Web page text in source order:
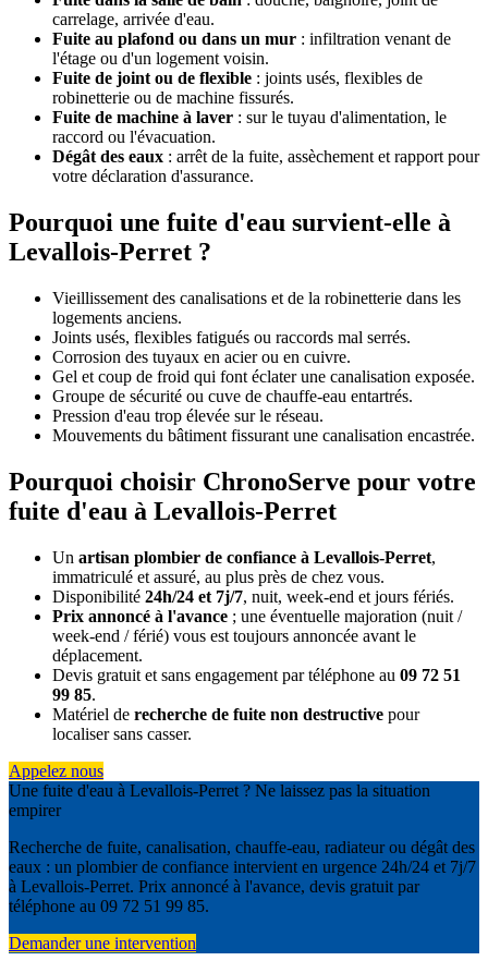
carrelage, arrivée d'eau.
Fuite au plafond ou dans un mur : infiltration venant de
l'étage ou d'un logement voisin.
Fuite de joint ou de flexible : joints usés, flexibles de
robinetterie ou de machine fissurés.
Fuite de machine à laver : sur le tuyau d'alimentation, le
raccord ou l'évacuation.
Dégât des eaux : arrêt de la fuite, assèchement et rapport pour
votre déclaration d'assurance.
Pourquoi une fuite d'eau survient-elle à
Levallois-Perret ?
Vieillissement des canalisations et de la robinetterie dans les
logements anciens.
Joints usés, flexibles fatigués ou raccords mal serrés.
Corrosion des tuyaux en acier ou en cuivre.
Gel et coup de froid qui font éclater une canalisation exposée.
Groupe de sécurité ou cuve de chauffe-eau entartrés.
Pression d'eau trop élevée sur le réseau.
Mouvements du bâtiment fissurant une canalisation encastrée.
Pourquoi choisir ChronoServe pour votre
fuite d'eau à Levallois-Perret
Un artisan plombier de confiance à Levallois-Perret,
immatriculé et assuré, au plus près de chez vous.
Disponibilité 24h/24 et 7j/7, nuit, week-end et jours fériés.
Prix annoncé à l'avance ; une éventuelle majoration (nuit /
week-end / férié) vous est toujours annoncée avant le
déplacement.
Devis gratuit et sans engagement par téléphone au 09 72 51
99 85.
Matériel de recherche de fuite non destructive pour
localiser sans casser.
Appelez nous
Une fuite d'eau à Levallois-Perret ? Ne laissez pas la situation
empirer
Recherche de fuite, canalisation, chauffe-eau, radiateur ou dégât des
eaux : un plombier de confiance intervient en urgence 24h/24 et 7j/7
à Levallois-Perret. Prix annoncé à l'avance, devis gratuit par
téléphone au 09 72 51 99 85.
Demander une intervention